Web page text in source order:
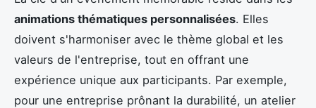
animations thématiques personnalisées. Elles
doivent s'harmoniser avec le thème global et les
valeurs de l'entreprise, tout en offrant une
expérience unique aux participants. Par exemple,
pour une entreprise prônant la durabilité, un atelier